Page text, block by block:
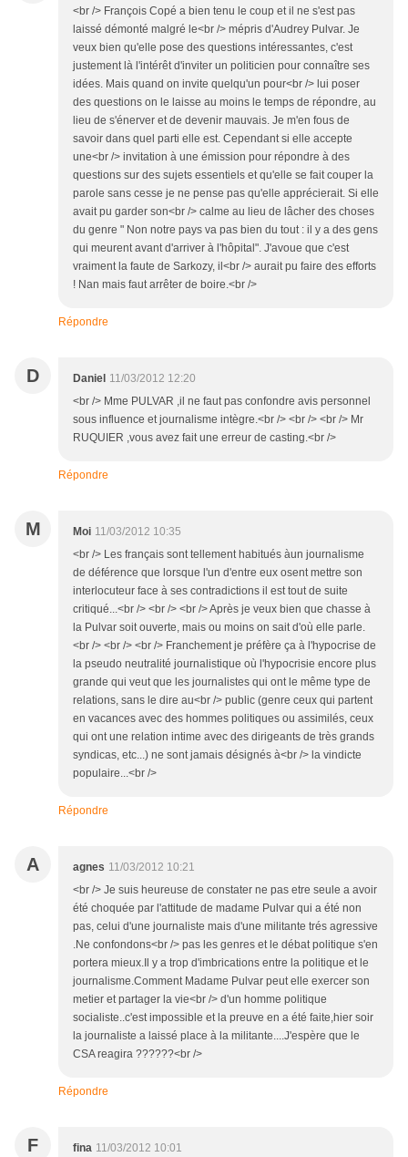
<br /> François Copé a bien tenu le coup et il ne s'est pas
laissé démonté malgré le<br /> mépris d'Audrey Pulvar. Je
veux bien qu'elle pose des questions intéressantes, c'est
justement là l'intérêt d'inviter un politicien pour connaître ses
idées. Mais quand on invite quelqu'un pour<br /> lui poser
des questions on le laisse au moins le temps de répondre, au
lieu de s'énerver et de devenir mauvais. Je m'en fous de
savoir dans quel parti elle est. Cependant si elle accepte
une<br /> invitation à une émission pour répondre à des
questions sur des sujets essentiels et qu'elle se fait couper la
parole sans cesse je ne pense pas qu'elle apprécierait. Si elle
avait pu garder son<br /> calme au lieu de lâcher des choses
du genre " Non notre pays va pas bien du tout : il y a des gens
qui meurent avant d'arriver à l'hôpital". J'avoue que c'est
vraiment la faute de Sarkozy, il<br /> aurait pu faire des efforts
! Nan mais faut arrêter de boire.<br />
Répondre
D Daniel 11/03/2012 12:20
<br /> Mme PULVAR ,il ne faut pas confondre avis personnel
sous influence et journalisme intègre.<br /> <br /> <br /> Mr
RUQUIER ,vous avez fait une erreur de casting.<br />
Répondre
M Moi 11/03/2012 10:35
<br /> Les français sont tellement habitués àun journalisme
de déférence que lorsque l'un d'entre eux osent mettre son
interlocuteur face à ses contradictions il est tout de suite
critiqué...<br /> <br /> <br /> Après je veux bien que chasse à
la Pulvar soit ouverte, mais ou moins on sait d'où elle parle.
<br /> <br /> <br /> Franchement je préfère ça à l'hypocrise de
la pseudo neutralité journalistique où l'hypocrisie encore plus
grande qui veut que les journalistes qui ont le même type de
relations, sans le dire au<br /> public (genre ceux qui partent
en vacances avec des hommes politiques ou assimilés, ceux
qui ont une relation intime avec des dirigeants de très grands
syndicas, etc...) ne sont jamais désignés à<br /> la vindicte
populaire...<br />
Répondre
A agnes 11/03/2012 10:21
<br /> Je suis heureuse de constater ne pas etre seule a avoir
été choquée par l'attitude de madame Pulvar qui a été non
pas, celui d'une journaliste mais d'une militante trés agressive
.Ne confondons<br /> pas les genres et le débat politique s'en
portera mieux.Il y a trop d'imbrications entre la politique et le
journalisme.Comment Madame Pulvar peut elle exercer son
metier et partager la vie<br /> d'un homme politique
socialiste..c'est impossible et la preuve en a été faite,hier soir
la journaliste a laissé place à la militante....J'espère que le
CSA reagira ??????<br />
Répondre
F fina 11/03/2012 10:01